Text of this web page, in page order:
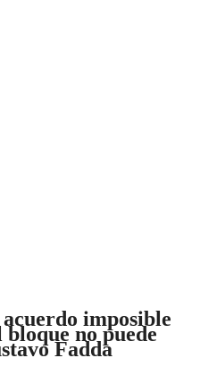
imposible
bloque no puede
Fadda